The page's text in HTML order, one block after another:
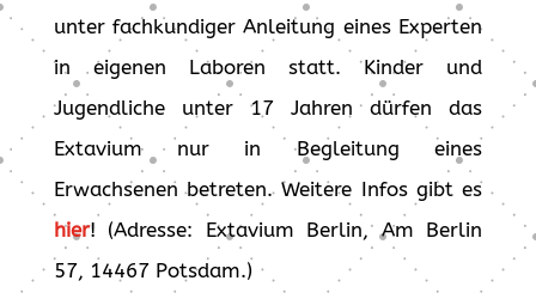
unter fachkundiger Anleitung eines Experten
in eigenen Laboren statt. Kinder und
Jugendliche unter 17 Jahren dürfen das
Extavium nur in Begleitung eines
Erwachsenen betreten. Weitere Infos gibt es
hier! (Adresse: Extavium Berlin, Am Berlin
57, 14467 Potsdam.)